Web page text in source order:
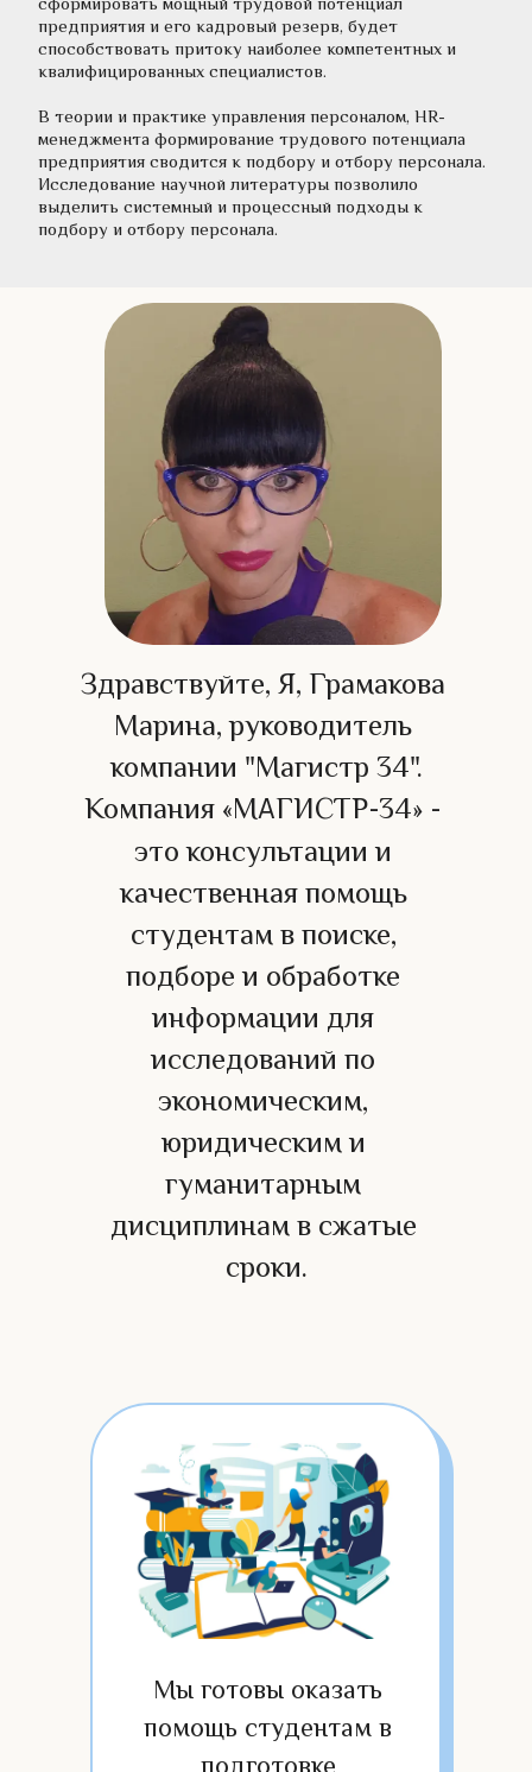
предприятия и его кадровый резерв, будет
способствовать притоку наиболее компетентных и
квалифицированных специалистов.
В теории и практике управления персоналом, HR-
менеджмента формирование трудового потенциала
предприятия сводится к подбору и отбору персонала.
Исследование научной литературы позволило
выделить системный и процессный подходы к
подбору и отбору персонала.
Здравствуйте, Я, Грамакова
Марина, руководитель
компании "Магистр 34".
Компания «МАГИСТР-34» -
это консультации и
качественная помощь
студентам в поиске,
подборе и обработке
информации для
исследований по
экономическим,
юридическим и
гуманитарным
дисциплинам в сжатые
сроки.
Мы готовы оказать
помощь студентам в
подготовке